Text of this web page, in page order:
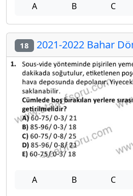
A B C
18 2021-2022 Bahar
A B C